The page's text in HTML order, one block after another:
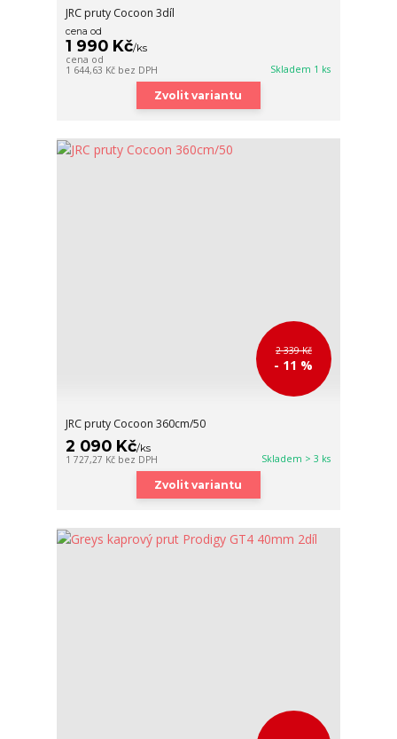
JRC pruty Cocoon 3díl
cena od
1 990 Kč/ks
cena od
1 644,63 Kč bez DPH Skladem 1 ks
Zvolit variantu
2 339 Kč
- 11 %
JRC pruty Cocoon 360cm/50
2 090 Kč/ks
1 727,27 Kč bez DPH Skladem > 3 ks
Zvolit variantu